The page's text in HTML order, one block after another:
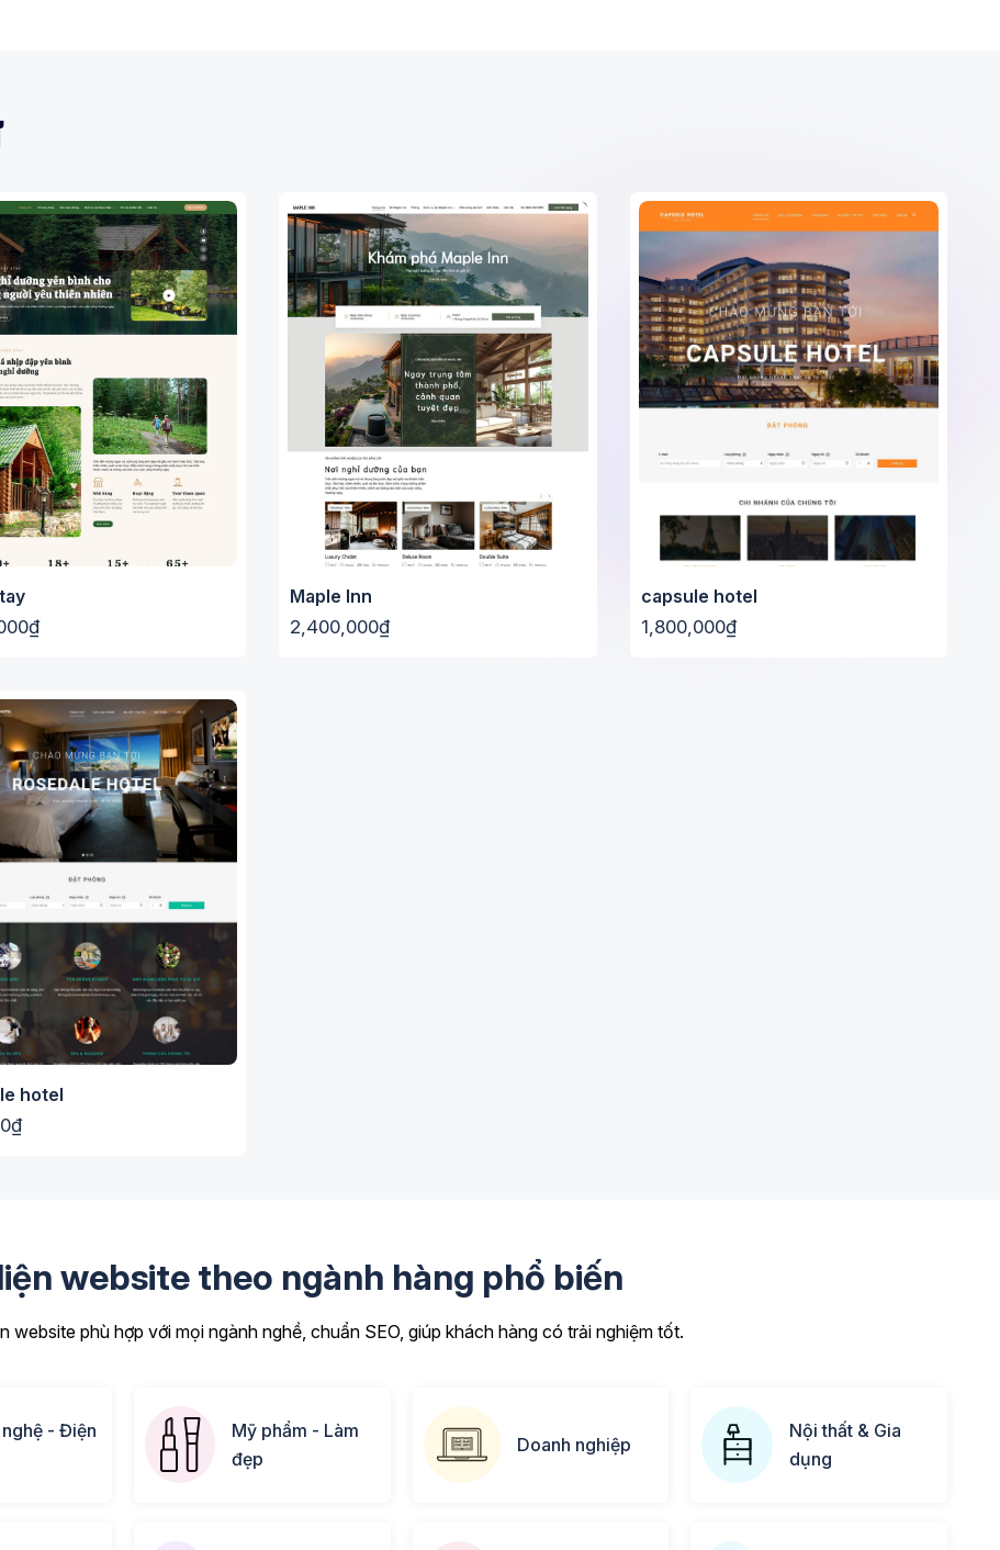
Maple Inn
2,400,000₫
capsule hotel
1,800,000₫
hotel
website theo ngành hàng phổ biến
website phù hợp với mọi ngành nghề, chuẩn SEO, giúp khách hàng có trải nghiệm tốt.
- Điện
Mỹ phẩm - Làm
đẹp
Doanh nghiệp
Nội thất & Gia
dụng